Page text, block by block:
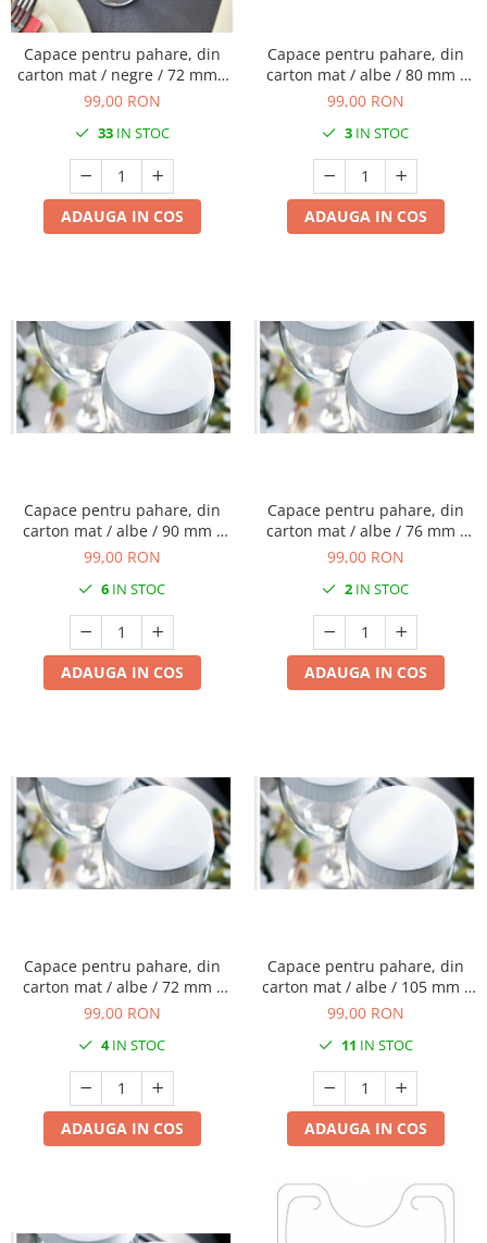
Capace pentru pahare, din
carton mat / negre / 72 mm /
200 buc
99,00 RON
33IN STOC
ADAUGA IN COS
Capace pentru pahare, din
carton mat / albe / 80 mm /
200 buc
99,00 RON
3 IN STOC
ADAUGA IN COS
Capace pentru pahare, din
carton mat / albe / 90 mm /
200 buc
99,00 RON
6 IN STOC
ADAUGA IN COS
Capace pentru pahare, din
carton mat / albe / 76 mm /
200 buc
99,00 RON
2 IN STOC
ADAUGA IN COS
Capace pentru pahare, din
carton mat / albe / 72 mm /
200 buc
99,00 RON
4IN STOC
ADAUGA IN COS
Capace pentru pahare, din
carton mat / albe / 105 mm /
200 buc
99,00 RON
11 IN STOC
ADAUGA IN COS